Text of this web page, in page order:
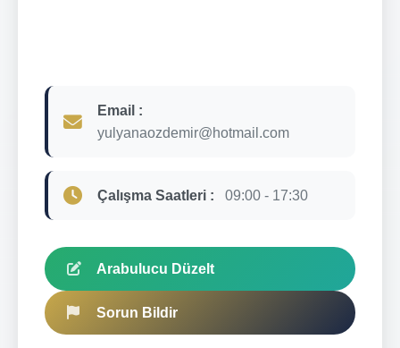
Email :
yulyanaozdemir@hotmail.com
Çalışma Saatleri : 09:00 - 17:30
Arabulucu Düzelt
Sorun Bildir